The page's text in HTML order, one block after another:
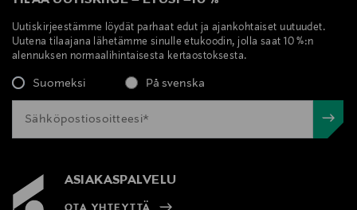
Uutiskirjeestämme löydät parhaat edut ja ajankohtaiset uutuudet.
Uutena tilaajana lähetämme sinulle etukoodin, jolla saat 10 %:n
alennuksen normaalihintaisesta kertaostoksesta.
Suomeksi På svenska
ASIAKASPALVELU